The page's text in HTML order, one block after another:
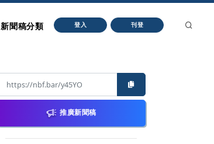
新聞稿分類 登入 刊登
推廣新聞稿